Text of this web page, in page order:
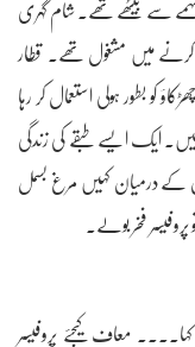
سے بیٹھے تھے۔ شام گہری
میں مشغول تھے۔ قطار
کو بطور ہولی استعمال کر رہا
ایک ایسے طبقے کی زندگی
کے درمیان کہیں مرغ بسمل
فخر بولے۔
معاف کیجئے پروفیسر